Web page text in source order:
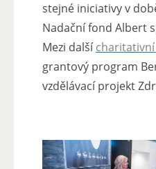
stejné iniciativy v
Nadační fond Albert
Mezi další
grantový program
vzdělávací projekt